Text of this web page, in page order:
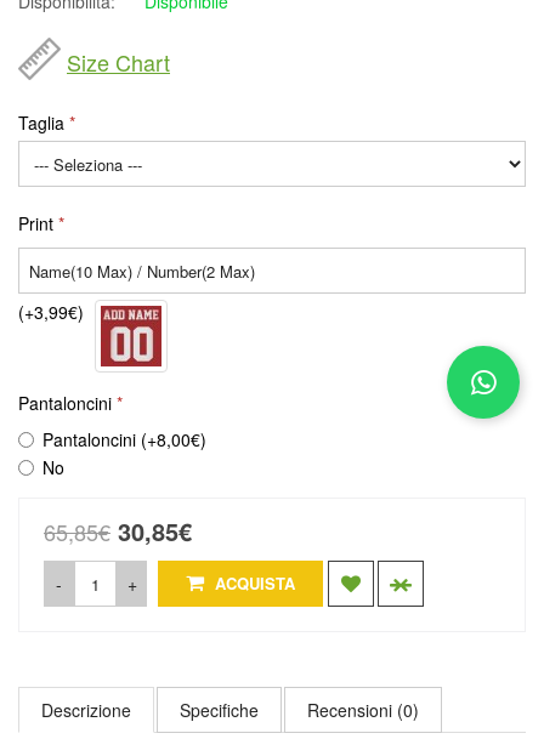
Size Chart
Taglia
Print
(+3,99€)
Pantaloncini
Pantaloncini (+8,00€)
No
65,85€ 30,85€
- + ACQUISTA
Descrizione Specifiche Recensioni (0)